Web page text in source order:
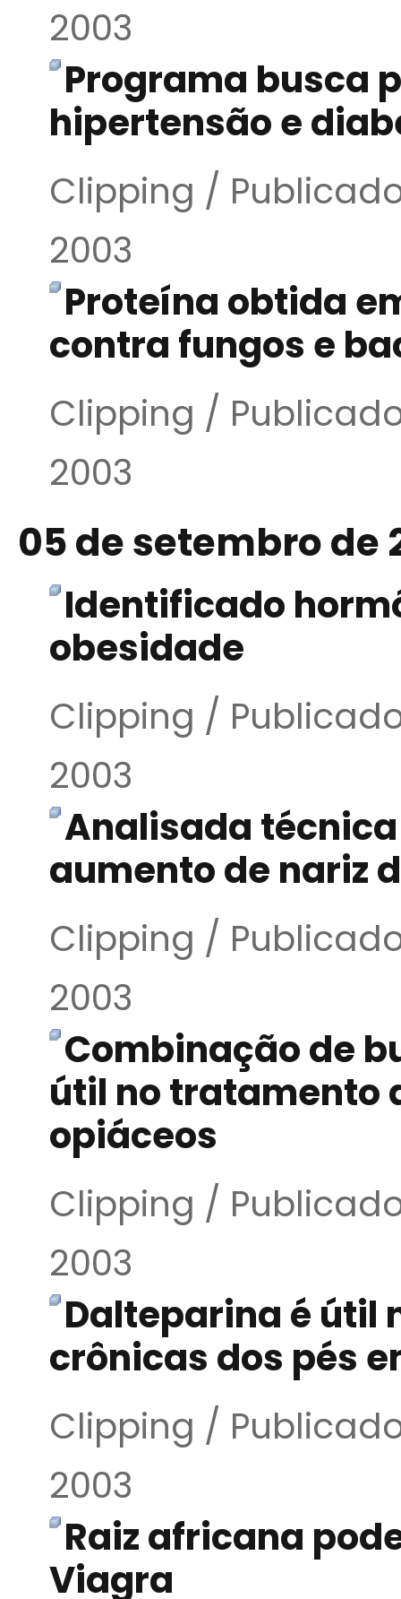
2003
Programa busca
hipertensão e
Clipping /
2003
Proteína obtida
contra fungos e
Clipping /
2003
05 de setembro de
Identificado
obesidade
Clipping /
2003
Analisada
aumento de nariz
Clipping /
2003
Combinação de
útil no tratamento
opiáceos
Clipping /
2003
Dalteparina é útil
crônicas dos pés
Clipping /
2003
Raiz africana
Viagra